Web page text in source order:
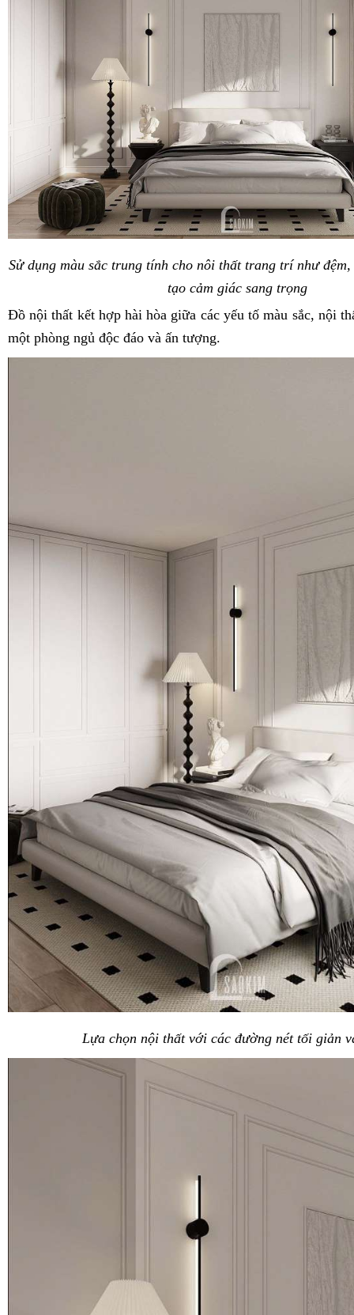
Sử dụng màu sắc trung tính cho nôi thất trang trí như
tạo cảm giác sang trọng
Đồ nội thất kết hợp hài hòa giữa các yếu tố màu sắc, nội
một phòng ngủ độc đáo và ấn tượng.
Lựa chọn nội thất với các đường nét tối giản